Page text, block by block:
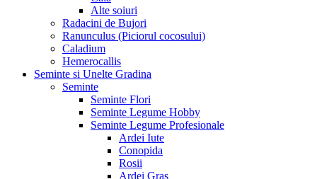
Alte soiuri
Radacini de Bujori
Ranunculus (Piciorul cocosului)
Caladium
Hemerocallis
Seminte si Unelte Gradina
Seminte
Seminte Flori
Seminte Legume Hobby
Seminte Legume Profesionale
Ardei Iute
Conopida
Rosii
Ardei Gras